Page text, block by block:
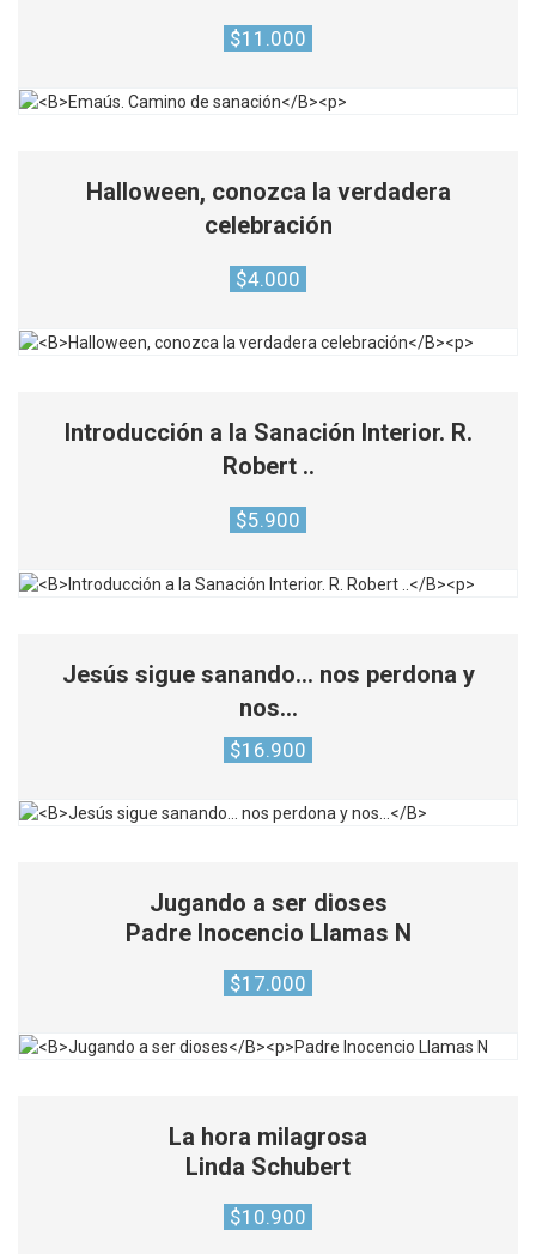
$11.000
Halloween, conozca la verdadera
celebración
$4.000
Introducción a la Sanación Interior. R.
Robert ..
$5.900
Jesús sigue sanando… nos perdona y
nos…
$16.900
Jugando a ser dioses
Padre Inocencio Llamas N
$17.000
La hora milagrosa
Linda Schubert
$10.900